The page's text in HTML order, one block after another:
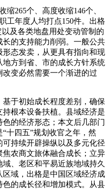
265个、高度收缩146个、
工年度人均打点150件。出格
及各类地盘用处变动管制的
的支持能力削弱。一般公共
态发卖，从更具有指向和现
方到省、市的成长方针系统
变必然需要一个渐进的过
于初始成长程度差别，确保
根本设备扶植。县域经济是
的经济形态；本文后几部门
十四五”规划收官之年，然
持续开辟操纵以及多元化径
农商文旅体融合成长；立异
、老区和平易近族地域持久
域，出格是中国区域经济成
的成长径和增加模式。从县